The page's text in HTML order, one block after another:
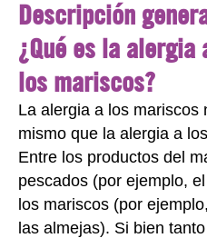
Descripción
¿Qué es la alergia
los mariscos?
La alergia a los mariscos
mismo que la alergia a
Entre los productos del
pescados (por ejemplo,
los mariscos (por
las almejas). Si bien